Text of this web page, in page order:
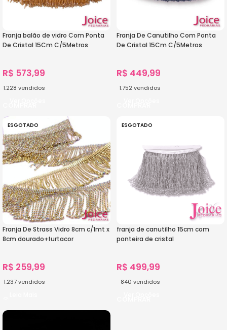
Franja balão de vidro Com Ponta
De Cristal 15Cm C/5Metros
R$ 573,99
1.228 vendidos
Franja De Canutilho Com Ponta
De Cristal 15Cm C/5Metros
R$ 449,99
1.752 vendidos
ESGOTADO
Franja De Strass Vidro 8cm c/1mt x
8cm dourado+furtacor
R$ 259,99
1.237vendidos
ESGOTADO
franja de canutilho 15cm com
ponteira de cristal
R$ 499,99
840 vendidos